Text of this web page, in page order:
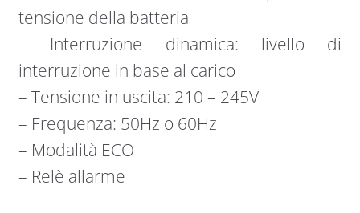
tensione della batteria
– Interruzione dinamica: livello di
interruzione in base al carico
– Tensione in uscita: 210 – 245V
– Frequenza: 50Hz o 60Hz
– Modalità ECO
– Relè allarme